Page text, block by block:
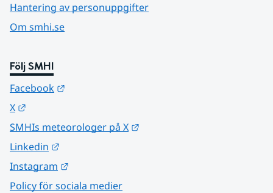
Hantering av personuppgifter
Om smhi.se
Följ SMHI
Facebook
X
SMHIs meteorologer på X
Linkedin
Instagram
Policy för sociala medier